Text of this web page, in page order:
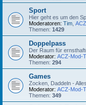
Sport
Hier geht es um den
Moderatoren: Tim
Themen: 1429
Doppelpass
Der Raum für
Moderator: ACZ-Mod-
Themen: 294
Games
Zocken, Daddeln -
Moderator: ACZ-Mod-
Themen: 349